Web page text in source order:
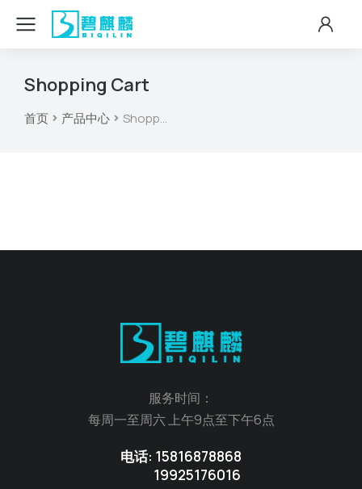
Shopping Cart
您在这里：
首页 产品中心 Shopp…
服务时间：
每周一至周六 上午9点至下午6点
电话: 15816878868
19925176016